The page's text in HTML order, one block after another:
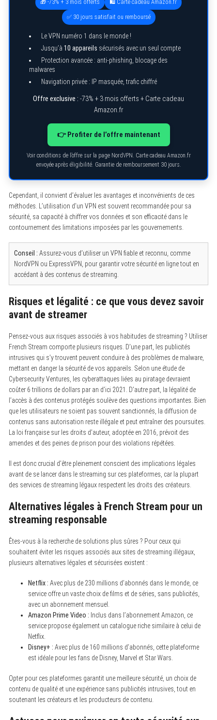
🎁 -73% + 3 mois offerts 🛍️ Carte cadeau Amazon.fr
✅ 30 jours satisfait ou remboursé
Le VPN numéro 1 dans le monde !
Jusqu’à 10 appareils sécurisés avec un seul compte
Protection avancée : anti-phishing, blocage des
malwares
Navigation privée : IP masquée, trafic chiffré
Offre exclusive : -73% + 3 mois offerts + Carte cadeau
Amazon.fr
👉 Profiter de l’offre maintenant
Voir conditions de l’offre sur la page NordVPN. Carte cadeau Amazon.fr
envoyée après éligibilité. Garantie de remboursement 30 jours.
Cependant, il convient d’évaluer les avantages et inconvénients de ces
méthodes. L’utilisation d’un VPN est souvent recommandée pour sa
sécurité, sa capacité à chiffrer vos données et son efficacité dans le
contournement des limitations imposées par les gouvernements.
Conseil : Assurez-vous d’utiliser un VPN fiable et reconnu, comme
NordVPN ou ExpressVPN, pour garantir votre sécurité en ligne tout en
accédant à des contenus de streaming.
Risques et légalité : ce que vous devez savoir
avant de streamer
Pensez-vous aux risques associés à vos habitudes de streaming ? Utiliser
French Stream comporte plusieurs risques. D’une part, les publicités
intrusives qui s’y trouvent peuvent conduire à des problèmes de malware,
mettant en danger la sécurité de vos appareils. Selon une étude de
Cybersecurity Ventures, les cyberattaques liées au piratage devraient
coûter 6 trillions de dollars par an d’ici 2021. D’autre part, la légalité de
l’accès à des contenus protégés soulève des questions importantes. Bien
que les utilisateurs ne soient pas souvent sanctionnés, la diffusion de
contenus sans autorisation reste illégale et peut entraîner des poursuites.
La loi française sur les droits d’auteur, adoptée en 2016, prévoit des
amendes et des peines de prison pour des violations répétées.
Il est donc crucial d’être pleinement conscient des implications légales
avant de se lancer dans le streaming sur ces plateformes, car la plupart
des services de streaming légaux respectent les droits des créateurs.
Alternatives légales à French Stream pour un
streaming responsable
Êtes-vous à la recherche de solutions plus sûres ? Pour ceux qui
souhaitent éviter les risques associés aux sites de streaming illégaux,
plusieurs alternatives légales et sécurisées existent :
Netflix : Avec plus de 230 millions d’abonnés dans le monde, ce
service offre un vaste choix de films et de séries, sans publicités,
avec un abonnement mensuel.
Amazon Prime Video : Inclus dans l’abonnement Amazon, ce
service propose également un catalogue riche similaire à celui de
Netflix.
Disney+ : Avec plus de 160 millions d’abonnés, cette plateforme
est idéale pour les fans de Disney, Marvel et Star Wars.
Opter pour ces plateformes garantit une meilleure sécurité, un choix de
contenu de qualité et une expérience sans publicités intrusives, tout en
soutenant les créateurs et les producteurs de contenu.
S
e
c
h
r
: